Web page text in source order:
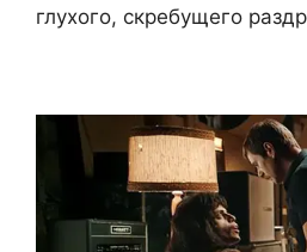
глухого, скребущего